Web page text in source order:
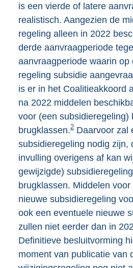
is een vierde of latere
realistisch. Aangezien de
regeling alleen in 2022
derde aanvraagperiode
aanvraagperiode waarin op
regeling subsidie
is er in het Coalitieakkoord
na 2022 middelen
voor (een subsidieregeling)
brugklassen.2 Daarvoor zal
subsidieregeling nodig zijn,
invulling overigens af kan
gewijzigde)
brugklassen. Middelen
nieuwe subsidieregeling
ook een eventuele nieuwe
zullen niet eerder dan in
Definitieve besluitvorming
moment van publicatie van